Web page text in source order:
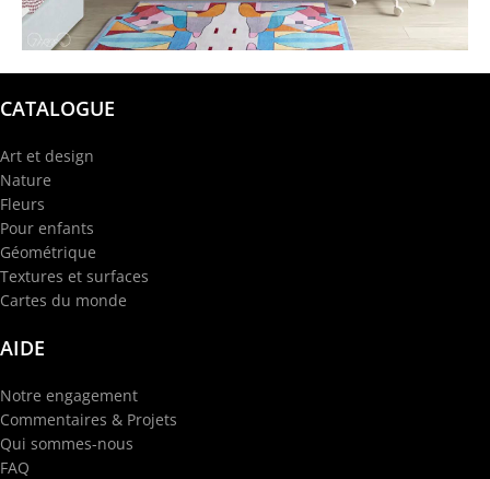
@garba.design
CATALOGUE
Art et design
Nature
Fleurs
Pour enfants
Géométrique
Textures et surfaces
Cartes du monde
AIDE
Notre engagement
Commentaires & Projets
Qui sommes-nous
FAQ